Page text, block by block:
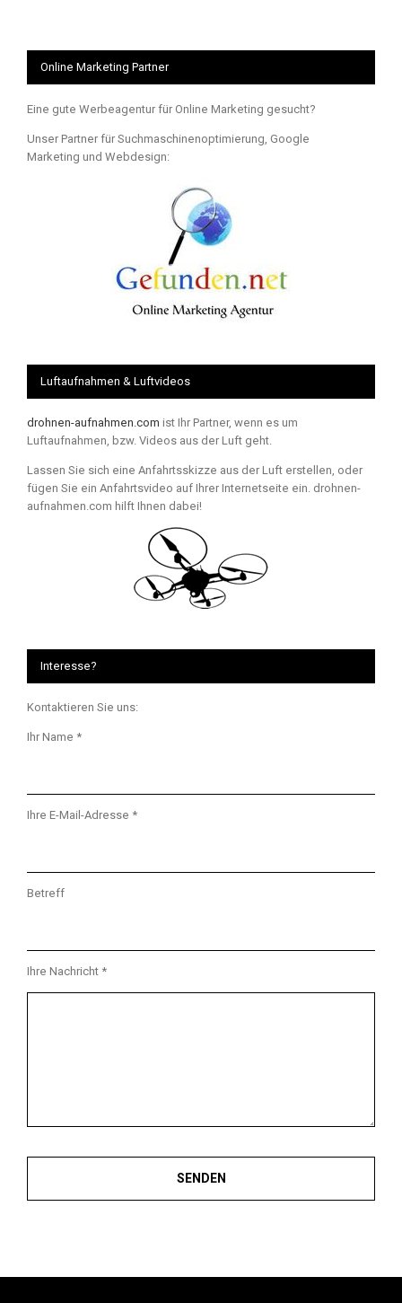
Online Marketing Partner
Eine gute Werbeagentur für Online Marketing gesucht?
Unser Partner für Suchmaschinenoptimierung, Google
Marketing und Webdesign:
Luftaufnahmen & Luftvideos
drohnen-aufnahmen.com ist Ihr Partner, wenn es um
Luftaufnahmen, bzw. Videos aus der Luft geht.
Lassen Sie sich eine Anfahrtsskizze aus der Luft erstellen, oder
fügen Sie ein Anfahrtsvideo auf Ihrer Internetseite ein. drohnen-
aufnahmen.com hilft Ihnen dabei!
Interesse?
Kontaktieren Sie uns:
Ihr Name *
Ihre E-Mail-Adresse *
Betreff
Ihre Nachricht *